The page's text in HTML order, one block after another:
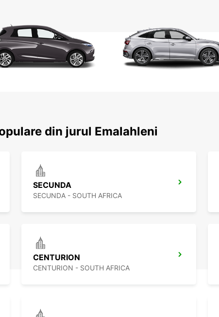
din jurul Emalahleni
SECUNDA
SECUNDA - SOUTH AFRICA
CENTURION
CENTURION - SOUTH AFRICA